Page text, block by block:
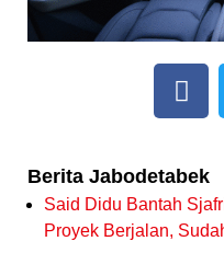
Berita Jabodetabek
Said Didu Bantah
Proyek Berjalan,